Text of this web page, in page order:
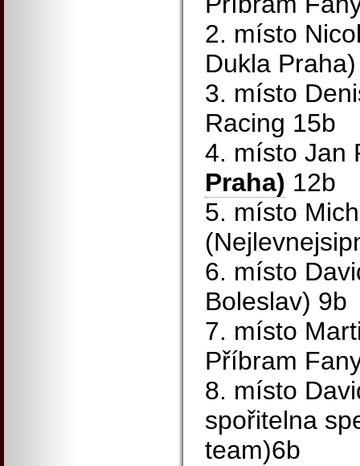
2. místo
Dukla
3. místo
Racing 15b
4. místo Jan
Praha) 12b
5. místo
6. místo
Boleslav) 9b
7. místo
Příbram
8. místo
spořitelna
team)6b